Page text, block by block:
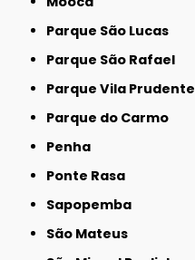
Parque São Lucas
Parque São Rafael
Parque Vila Prudente
Parque do Carmo
Penha
Ponte Rasa
Sapopemba
São Mateus